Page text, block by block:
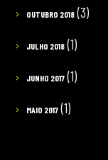
OUTUBRO 2018(3)
JULHO 2018(1)
JUNHO 2017(1)
MAIO 2017(1)